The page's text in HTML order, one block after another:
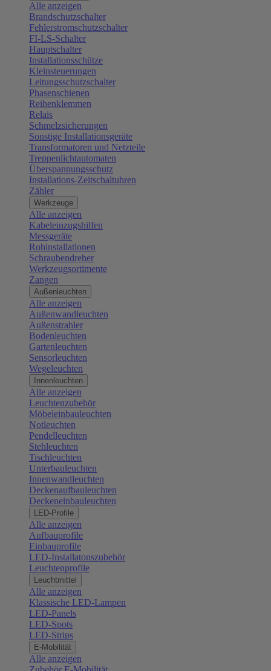
Alle anzeigen
Brandschutzschalter
Fehlerstromschutzschalter
FI-LS-Schalter
Hauptschalter
Installationsschütze
Kleinsteuerungen
Leitungsschutzschalter
Phasenschienen
Reihenklemmen
Relais
Schmelzsicherungen
Sonstige Installationsgeräte
Transformatoren und Netzteile
Treppenlichtautomaten
Überspannungsschutz
Installations-Zeitschaltuhren
Zähler
Werkzeuge
Alle anzeigen
Kabeleinzugshilfen
Messgeräte
Rohinstallationen
Schraubendreher
Werkzeugsortimente
Zangen
Außenleuchten
Alle anzeigen
Außenwandleuchten
Außenstrahler
Bodenleuchten
Gartenleuchten
Sensorleuchten
Wegeleuchten
Innenleuchten
Alle anzeigen
Leuchtenzubehör
Möbeleinbauleuchten
Notleuchten
Pendelleuchten
Stehleuchten
Tischleuchten
Unterbauleuchten
Innenwandleuchten
Deckenaufbauleuchten
Deckeneinbauleuchten
LED-Profile
Alle anzeigen
Aufbauprofile
Einbauprofile
LED-Installatonszubehör
Leuchtenprofile
Leuchtmittel
Alle anzeigen
Klassische LED-Lampen
LED-Panels
LED-Spots
LED-Strips
E-Mobilität
Alle anzeigen